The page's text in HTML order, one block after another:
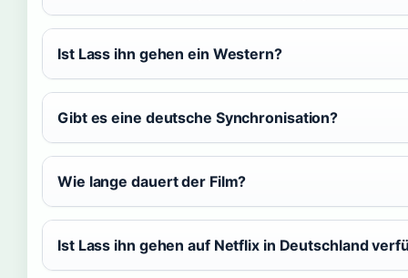
Ist Lass ihn gehen ein Western?
Gibt es eine deutsche Synchronisation?
Wie lange dauert der Film?
Ist Lass ihn gehen auf Netflix in Deutschland